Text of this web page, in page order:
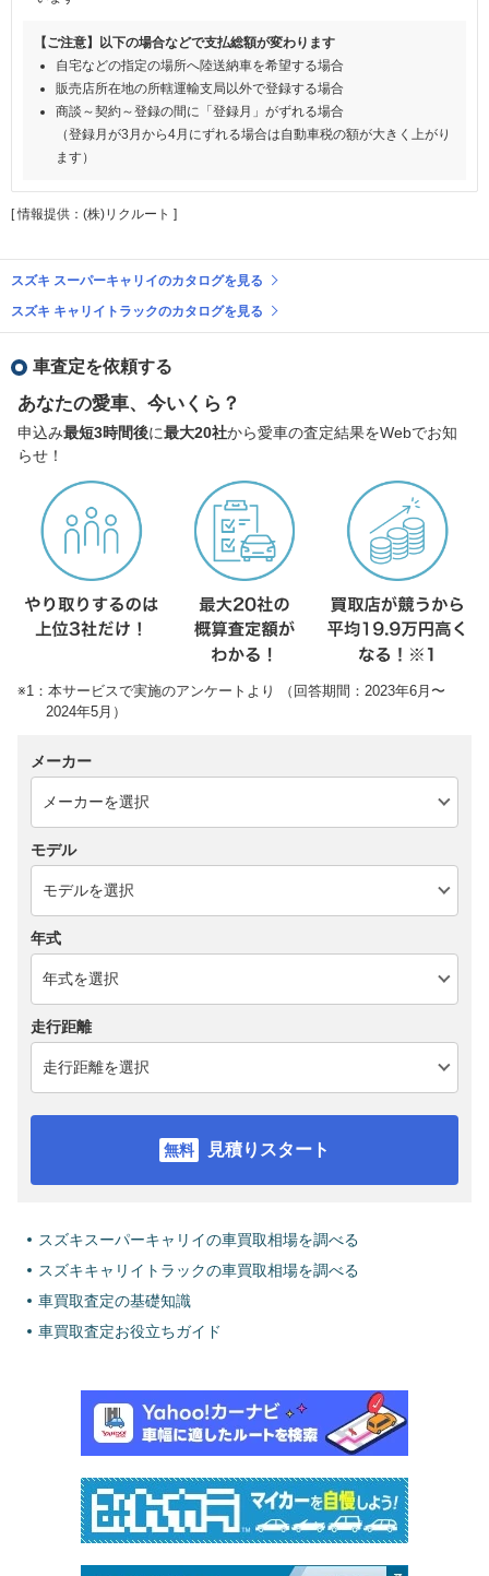
【ご注意】以下の場合などで支払総額が変わります
自宅などの指定の場所へ陸送納車を希望する場合
販売店所在地の所轄運輸支局以外で登録する場合
商談～契約～登録の間に「登録月」がずれる場合
（登録月が3月から4月にずれる場合は自動車税の額が大きく上がり
ます）
[ 情報提供：(株)リクルート ]
スズキ スーパーキャリイのカタログを見る
スズキ キャリイトラックのカタログを見る
車査定を依頼する
あなたの愛車、今いくら？
申込み最短3時間後に最大20社から愛車の査定結果をWebでお知
らせ！
※1：本サービスで実施のアンケートより （回答期間：2023年6月〜
2024年5月）
メーカー
モデル
年式
走行距離
見積りスタート
スズキスーパーキャリイの車買取相場を調べる
スズキキャリイトラックの車買取相場を調べる
車買取査定の基礎知識
車買取査定お役立ちガイド